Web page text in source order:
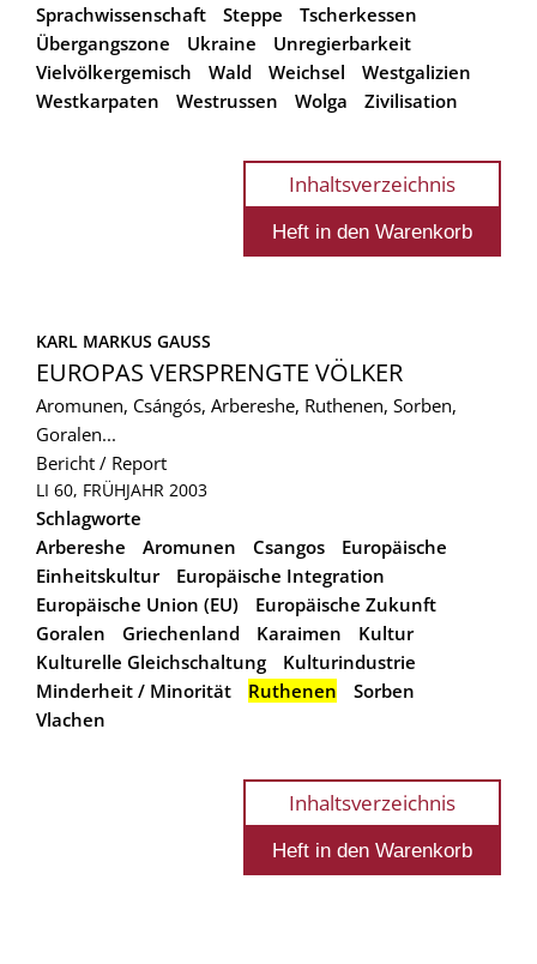
Sprachwissenschaft
Steppe
Tscherkessen
Übergangszone
Ukraine
Unregierbarkeit
Vielvölkergemisch
Wald Weichsel
Westgalizien
Westkarpaten
Westrussen Wolga Zivilisation
Inhaltsverzeichnis
KARL MARKUS GAUSS
EUROPAS VERSPRENGTE VÖLKER
Aromunen, Csángós, Arbereshe, Ruthenen, Sorben,
Goralen...
Bericht / Report
LI 60, FRÜHJAHR 2003
Schlagworte
Arbereshe
Aromunen Csangos
Europäische
Einheitskultur
Europäische Integration
Europäische Union (EU)
Europäische Zukunft
Goralen
Griechenland Karaimen
Kultur
Kulturelle Gleichschaltung
Kulturindustrie
Minderheit / Minorität
Ruthenen
Sorben
Vlachen
Inhaltsverzeichnis